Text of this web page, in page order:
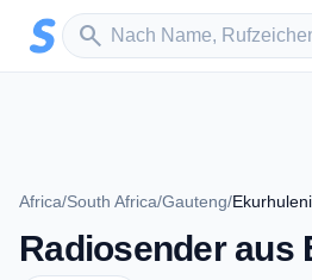
Zum Hauptinhalt springen
search
Sender suchen
Africa/South Africa/Gauteng/Ekurhuleni
Radiosender aus